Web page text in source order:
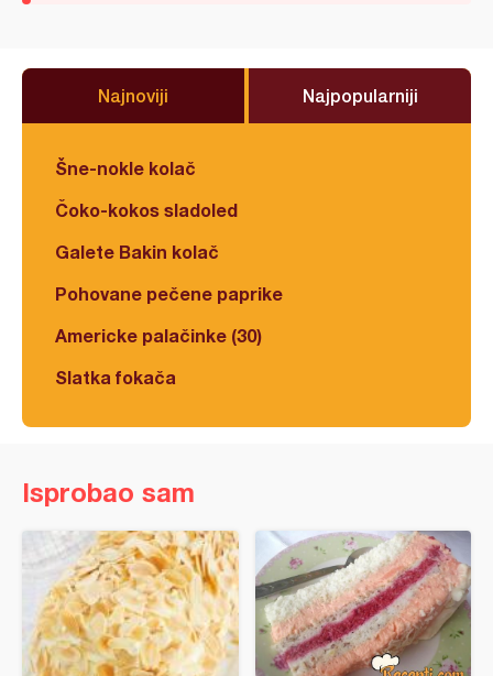
Najnoviji Najpopularniji
Šne-nokle kolač
Čoko-kokos sladoled
Galete Bakin kolač
Pohovane pečene paprike
Americke palačinke (30)
Slatka fokača
Isprobao sam